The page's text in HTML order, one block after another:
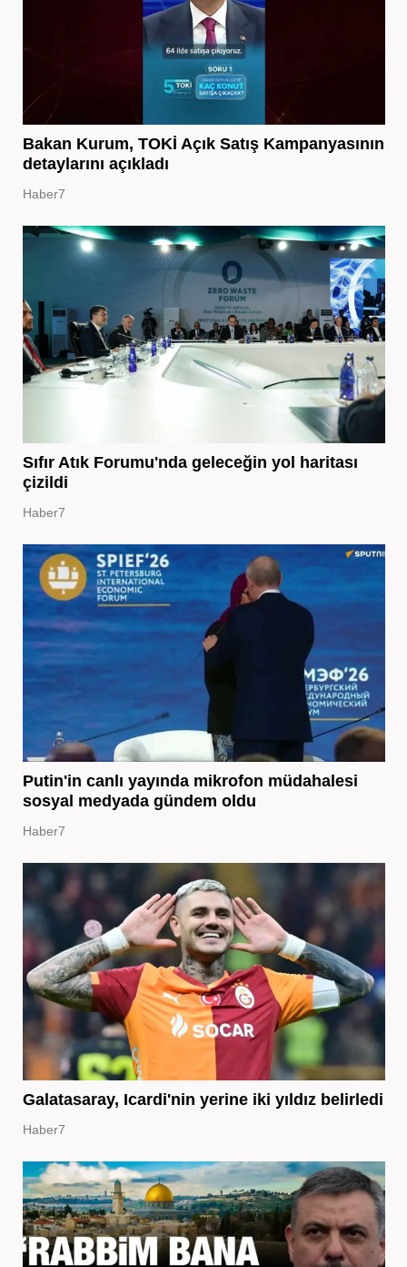
Bakan Kurum, TOKİ Açık Satış Kampanyasının
detaylarını açıkladı
Haber7
Sıfır Atık Forumu'nda geleceğin yol haritası
çizildi
Haber7
Putin'in canlı yayında mikrofon müdahalesi
sosyal medyada gündem oldu
Haber7
Galatasaray, Icardi'nin yerine iki yıldız belirledi
Haber7